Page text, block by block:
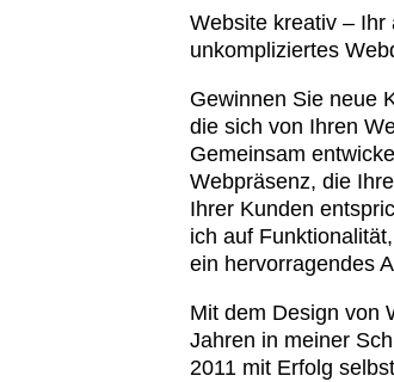
Website kreativ – Ihr
unkompliziertes
Gewinnen Sie neue
die sich von Ihren
Gemeinsam
Webpräsenz, die
Ihrer Kunden
ich auf
ein hervorragendes
Mit dem Design von
Jahren in meiner
2011 mit Erfolg